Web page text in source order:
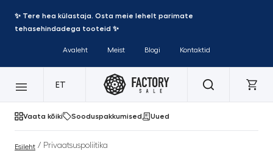
✨ Tere hea külastaja. Osta meie lehelt parimate
tehasehindadega tooteid ✨
Avaleht Meist Blogi Kontaktid
ET
Vaata kõiki Sooduspakkumised Uued
Esileht / Privaatsuspoliitika